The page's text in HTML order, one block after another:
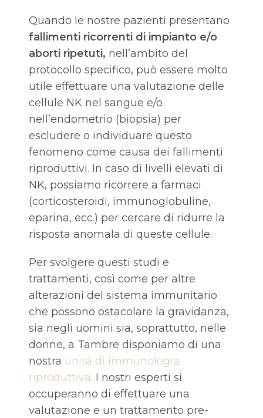
Quando le nostre pazienti presentano
fallimenti ricorrenti di impianto e/o
aborti ripetuti, nell’ambito del
protocollo specifico, può essere molto
utile effettuare una valutazione delle
cellule NK nel sangue e/o
nell’endometrio (biopsia) per
escludere o individuare questo
fenomeno come causa dei fallimenti
riproduttivi. In caso di livelli elevati di
NK, possiamo ricorrere a farmaci
(corticosteroidi, immunoglobuline,
eparina, ecc.) per cercare di ridurre la
risposta anomala di queste cellule.
Per svolgere questi studi e
trattamenti, così come per altre
alterazioni del sistema immunitario
che possono ostacolare la gravidanza,
sia negli uomini sia, soprattutto, nelle
donne, a Tambre disponiamo di una
nostra unità di immunologia
riproduttiva. I nostri esperti si
occuperanno di effettuare una
valutazione e un trattamento pre-